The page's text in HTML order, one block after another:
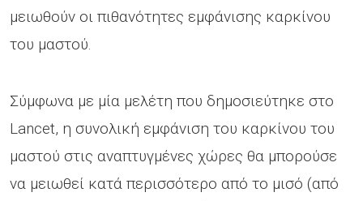
μειωθούν οι πιθανότητες εμφάνισης καρκίνου
του μαστού.
Σύμφωνα με μία μελέτη που δημοσιεύτηκε στο
Lancet, η συνολική εμφάνιση του καρκίνου του
μαστού στις αναπτυγμένες χώρες θα μπορούσε
να μειωθεί κατά περισσότερο από το μισό (από